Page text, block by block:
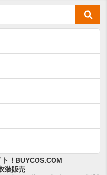
！BUYCOS.COM
装販売